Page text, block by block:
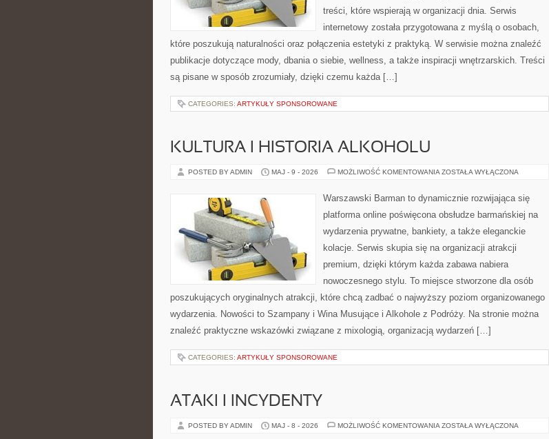
treści, które wspierają w organizacji dnia. Serwis
internetowy została przygotowana z myślą o osobach,
które poszukują naturalności oraz połączenia estetyki z praktyką. W serwisie można znaleźć
publikacje dotyczące mody, dbania o siebie, wellness, a także inspiracji wnętrzarskich. Treści
są pisane w sposób zrozumiały, dzięki czemu każda […]
CATEGORIES: ARTYKUŁY SPONSOROWANE
KULTURA I HISTORIA ALKOHOLU
POSTED BY ADMIN MAJ - 9 - 2026 MOŻLIWOŚĆ KOMENTOWANIA KULTURA
ALKOHOLU
ZOSTAŁA WYŁĄCZONA
Warszawski Barman to dynamicznie rozwijająca się
platforma online poświęcona obsłudze barmańskiej na
wydarzenia prywatne, bankiety, a także eleganckie
kolacje. Serwis skupia się na organizacji atrakcji
premium, dzięki którym każda zabawa nabiera
nowoczesnego stylu. To miejsce stworzone dla osób
poszukujących oryginalnych atrakcji, które chcą zadbać o najwyższy poziom organizowanego
wydarzenia. Nowości to Szampany i Wina Musujące i Alkohole z Podróży. Na stronie można
znaleźć praktyczne wskazówki związane z mixologią, organizacją wydarzeń […]
CATEGORIES: ARTYKUŁY SPONSOROWANE
ATAKI I INCYDENTY
POSTED BY ADMIN MAJ - 8 - 2026 MOŻLIWOŚĆ KOMENTOWANIA ATAKI
ZOSTAŁA WYŁĄCZONA